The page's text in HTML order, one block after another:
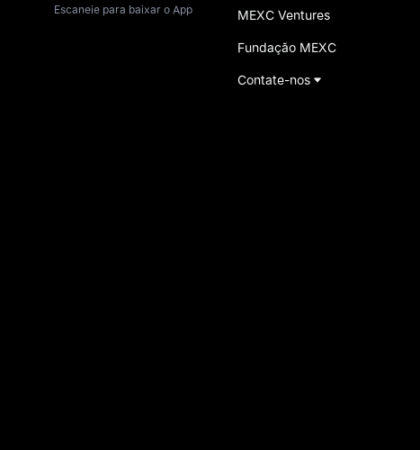
Escaneie para baixar o App MEXC Ventures
Fundação MEXC
Contate-nos